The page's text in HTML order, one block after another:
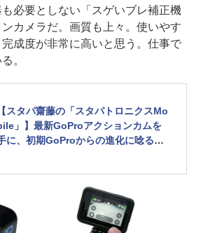
必要としない「スゲいブレ補正機
カメラだ。画質も上々。使いやす
成度が非常に高いと思う。仕事で
。
【スタパ齋藤の「スタパトロニクスMo
」】最新GoProアクションカムを
に、初期GoProからの進化に唸るの